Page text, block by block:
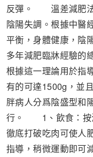
反彈。 溫差減肥
陰陽失調。根據中醫
平衡，身體健康，
多年減肥臨牀經驗
根據這一理論用於指
有的可達1500g，
胖病人分爲陰盛型和
行。 1、飲食：按
徹底打破吃肉可使
指導，稍微運動即